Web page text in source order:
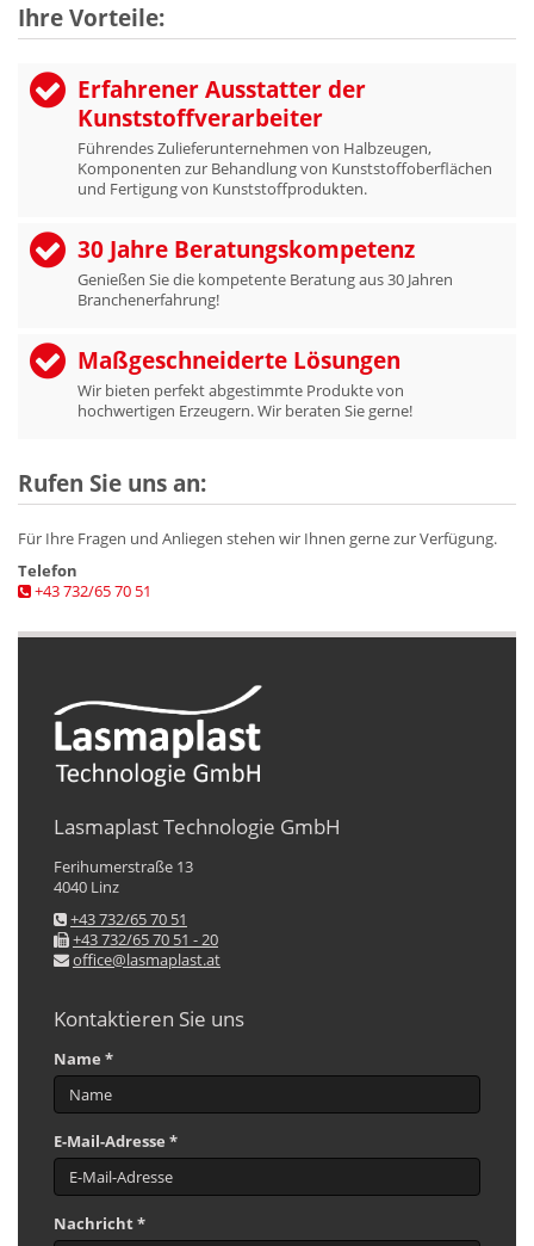
Ihre Vorteile:
Erfahrener Ausstatter der
Kunststoffverarbeiter
Führendes Zulieferunternehmen von Halbzeugen,
Komponenten zur Behandlung von Kunststoffoberflächen
und Fertigung von Kunststoffprodukten.
30 Jahre Beratungskompetenz
Genießen Sie die kompetente Beratung aus 30 Jahren
Branchenerfahrung!
Maßgeschneiderte Lösungen
Wir bieten perfekt abgestimmte Produkte von
hochwertigen Erzeugern. Wir beraten Sie gerne!
Rufen Sie uns an:
Für Ihre Fragen und Anliegen stehen wir Ihnen gerne zur Verfügung.
Telefon
+43 732/65 70 51
Lasmaplast Technologie GmbH
Ferihumerstraße 13
4040 Linz
+43 732/65 70 51
+43 732/65 70 51 - 20
office@lasmaplast.at
Kontaktieren Sie uns
Name *
E-Mail-Adresse *
Nachricht *